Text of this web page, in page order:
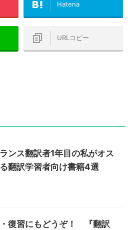
Hatena
URLコピー
ンス翻訳者1年目の私がオス
翻訳学習者向け書籍4選
復習にもどうぞ！ 『翻訳